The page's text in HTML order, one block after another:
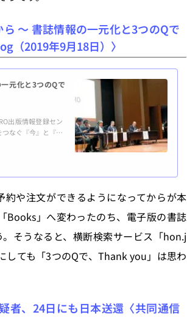
～ 書誌情報の一元化と3つのQで
（2019年9月18日）〉
元化と3つのQで
出版情報登録セン
なぐ『今』と『未
まで ［写真クリッ
や注文ができるようになってからが本
Books」へ変わったのち、電子版の書誌
そうなると、横断検索サービス「hon.j
ても「3つのQで、Thank you」は思わ
、24日にも日本送還〈共同通信